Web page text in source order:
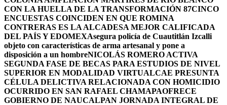
CON LA HUELLA DE LA TRANSFORMACIÓN 87CINCO
ENCUESTAS COINCIDEN EN QUE ROMINA
CONTRERAS ES LA ALCADESA MEJOR CALIFICADA
DEL PAÍS Y EDOMEXAsegura policía de Cuautitlán Izcalli
objeto con características de arma artesanal y pone a
disposición a un hombreNICOLÁS ROMERO ACTIVA
SEGUNDA FASE DE BECAS PARA ESTUDIOS DE NIVEL
SUPERIOR EN MODALIDAD VIRTUALCAE PRESUNTA
CÉLULA DELICTIVA RELACIONADA CON HOMICIDIO
OCURRIDO EN SAN RAFAEL CHAMAPAOFRECE
GOBIERNO DE NAUCALPAN JORNADA INTEGRAL DE